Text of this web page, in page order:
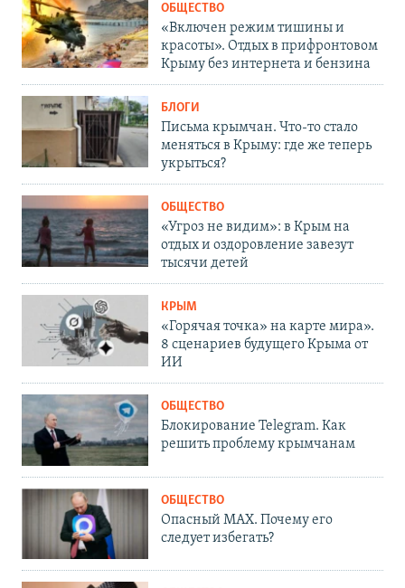
ОБЩЕСТВО
«Включен режим тишины и
красоты». Отдых в прифронтовом
Крыму без интернета и бензина
БЛОГИ
Письма крымчан. Что-то стало
меняться в Крыму: где же теперь
укрыться?
ОБЩЕСТВО
«Угроз не видим»: в Крым на
отдых и оздоровление завезут
тысячи детей
КРЫМ
«Горячая точка» на карте мира».
8 сценариев будущего Крыма от
ИИ
ОБЩЕСТВО
Блокирование Telegram. Как
решить проблему крымчанам
ОБЩЕСТВО
Опасный MAX. Почему его
следует избегать?